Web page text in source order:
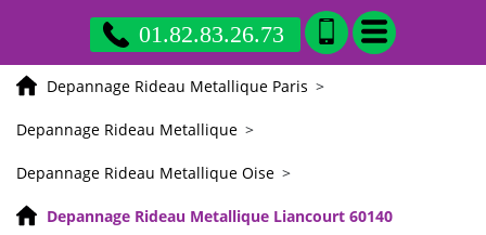
01.82.83.26.73
Depannage Rideau Metallique Paris >
Depannage Rideau Metallique >
Depannage Rideau Metallique Oise >
Depannage Rideau Metallique Liancourt 60140